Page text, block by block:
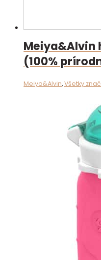
Meiya&Alvin
(100%
Meiya&Alvin,Všetky